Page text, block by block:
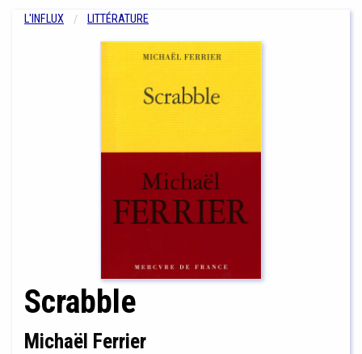
L'INFLUX LITTÉRATURE
Scrabble
Michaël Ferrier